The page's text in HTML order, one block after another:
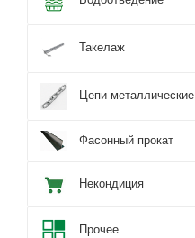
Такелаж
Цепи металлические
Фасонный прокат
Некондиция
Прочее